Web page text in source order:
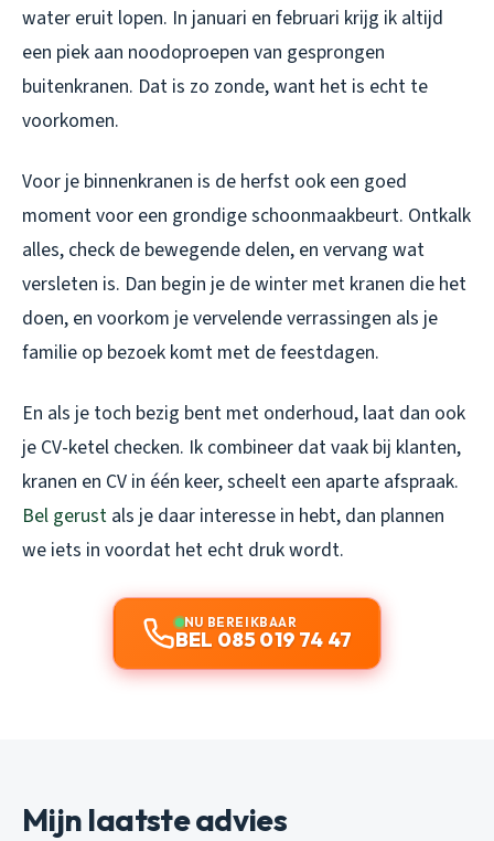
water eruit lopen. In januari en februari krijg ik altijd
een piek aan noodoproepen van gesprongen
buitenkranen. Dat is zo zonde, want het is echt te
voorkomen.
Voor je binnenkranen is de herfst ook een goed
moment voor een grondige schoonmaakbeurt. Ontkalk
alles, check de bewegende delen, en vervang wat
versleten is. Dan begin je de winter met kranen die het
doen, en voorkom je vervelende verrassingen als je
familie op bezoek komt met de feestdagen.
En als je toch bezig bent met onderhoud, laat dan ook
je CV-ketel checken. Ik combineer dat vaak bij klanten,
kranen en CV in één keer, scheelt een aparte afspraak.
Bel gerust als je daar interesse in hebt, dan plannen
we iets in voordat het echt druk wordt.
NU BEREIKBAAR
BEL 085 019 74 47
Mijn laatste advies